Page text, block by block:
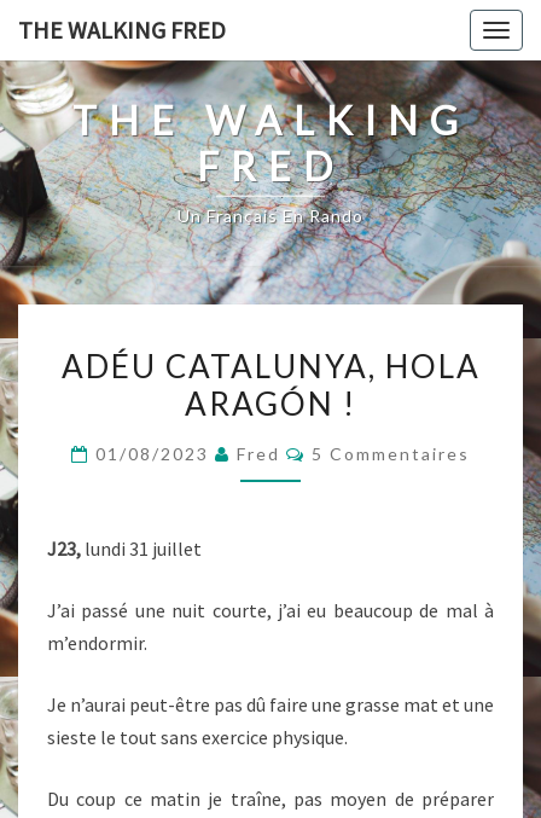
content
THE WALKING FRED
THE WALKING
FRED
Un Français En Rando
CATALUNYA,
HOLA
ADÉU CATALUNYA, HOLA
ARAGÓN !
01/08/2023 Fred Commentaires
5 Commentaires
J23, lundi 31 juillet
J’ai passé une nuit courte, j’ai eu beaucoup de mal à
m’endormir.
Je n’aurai peut-être pas dû faire une grasse mat et une
sieste le tout sans exercice physique.
Du coup ce matin je traîne, pas moyen de préparer